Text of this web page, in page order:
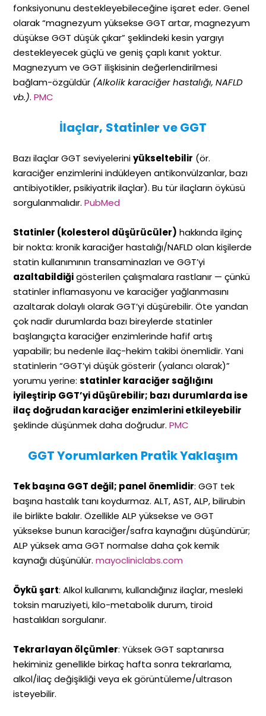
fonksiyonunu destekleyebileceğine işaret eder. Genel
olarak “magnezyum yüksekse GGT artar, magnezyum
düşükse GGT düşük çıkar” şeklindeki kesin yargıyı
destekleyecek güçlü ve geniş çaplı kanıt yoktur.
Magnezyum ve GGT ilişkisinin değerlendirilmesi
bağlam-özgüldür (Alkolik karaciğer hastalığı, NAFLD
vb.).PMC
İlaçlar, Statinler ve GGT
Bazı ilaçlar GGT seviyeleriniyükseltebilir (ör.
karaciğer enzimlerini indükleyen antikonvülzanlar, bazı
antibiyotikler, psikiyatrik ilaçlar). Bu tür ilaçların öyküsü
sorgulanmalıdır.PubMed
Statinler (kolesterol düşürücüler) hakkında ilginç
bir nokta: kronik karaciğer hastalığı/NAFLD olan kişilerde
statin kullanımının transaminazları ve GGT’yi
azaltabildiğigösterilen çalışmalara rastlanır — çünkü
statinler inflamasyonu ve karaciğer yağlanmasını
azaltarak dolaylı olarak GGT’yi düşürebilir. Öte yandan
çok nadir durumlarda bazı bireylerde statinler
başlangıçta karaciğer enzimlerinde hafif artış
yapabilir; bu nedenle ilaç-hekim takibi önemlidir. Yani
statinlerin “GGT’yi düşük gösterir (yalancı olarak)”
yorumu yerine:statinler karaciğer sağlığını
iyileştirip GGT’yi düşürebilir; bazı durumlarda ise
ilaç doğrudan karaciğer enzimlerini etkileyebilir
şeklinde düşünmek daha doğrudur.PMC
GGT Yorumlarken Pratik Yaklaşım
Tek başına GGT değil; panel önemlidir: GGT tek
başına hastalık tanı koydurmaz. ALT, AST, ALP, bilirubin
ile birlikte bakılır. Özellikle ALP yüksekse ve GGT
yüksekse bunun karaciğer/safra kaynağını düşündürür;
ALP yüksek ama GGT normalse daha çok kemik
kaynağı düşünülür.mayocliniclabs.com
Öykü şart: Alkol kullanımı, kullandığınız ilaçlar, mesleki
toksin maruziyeti, kilo-metabolik durum, tiroid
hastalıkları sorgulanır.
Tekrarlayan ölçümler: Yüksek GGT saptanırsa
hekiminiz genellikle birkaç hafta sonra tekrarlama,
alkol/ilaç değişikliği veya ek görüntüleme/ultrason
isteyebilir.